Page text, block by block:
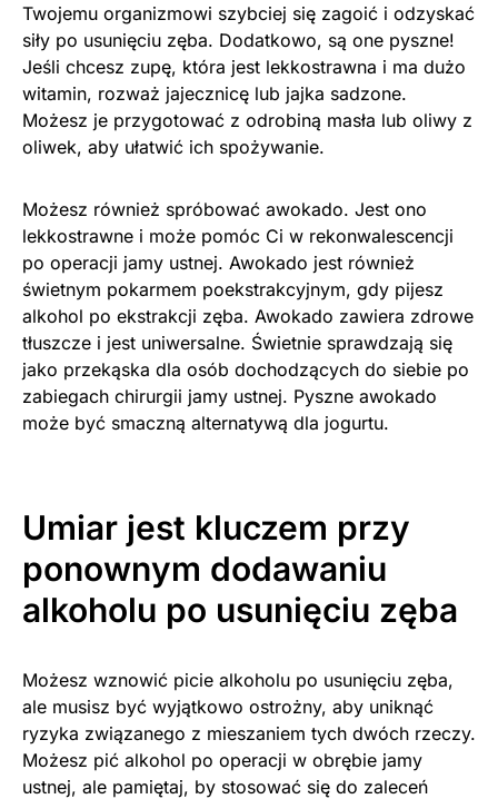
Twojemu organizmowi szybciej się zagoić i odzyskać
siły po usunięciu zęba. Dodatkowo, są one pyszne!
Jeśli chcesz zupę, która jest lekkostrawna i ma dużo
witamin, rozważ jajecznicę lub jajka sadzone.
Możesz je przygotować z odrobiną masła lub oliwy z
oliwek, aby ułatwić ich spożywanie.
Możesz również spróbować awokado. Jest ono
lekkostrawne i może pomóc Ci w rekonwalescencji
po operacji jamy ustnej. Awokado jest również
świetnym pokarmem poekstrakcyjnym, gdy pijesz
alkohol po ekstrakcji zęba. Awokado zawiera zdrowe
tłuszcze i jest uniwersalne. Świetnie sprawdzają się
jako przekąska dla osób dochodzących do siebie po
zabiegach chirurgii jamy ustnej. Pyszne awokado
może być smaczną alternatywą dla jogurtu.
Umiar jest kluczem przy
ponownym dodawaniu
alkoholu po usunięciu zęba
Możesz wznowić picie alkoholu po usunięciu zęba,
ale musisz być wyjątkowo ostrożny, aby uniknąć
ryzyka związanego z mieszaniem tych dwóch rzeczy.
Możesz pić alkohol po operacji w obrębie jamy
ustnej, ale pamiętaj, by stosować się do zaleceń